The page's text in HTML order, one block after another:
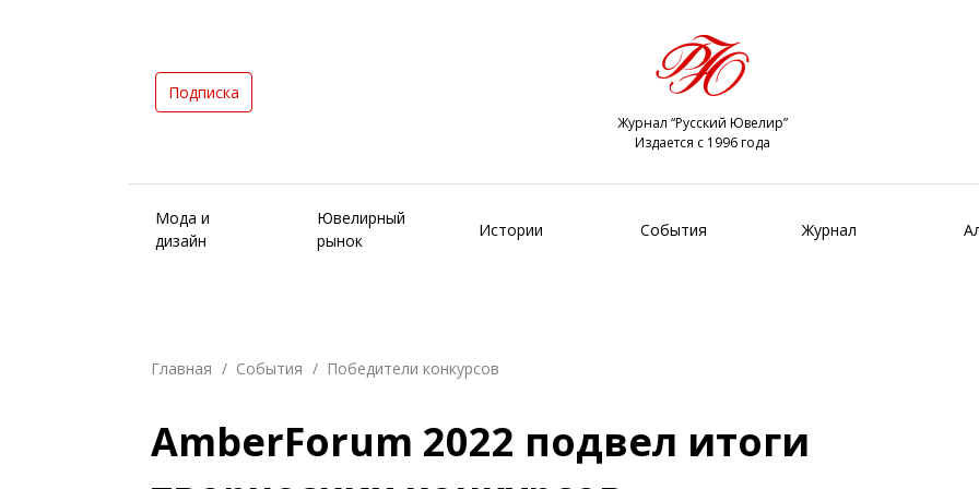
Подписка
Журнал “Русский Ювелир”
Издается с 1996 года
Мода и
дизайн
Ювелирный
рынок
Истории События Журнал
Главная События Победители конкурсов
AmberForum 2022 подвел итоги